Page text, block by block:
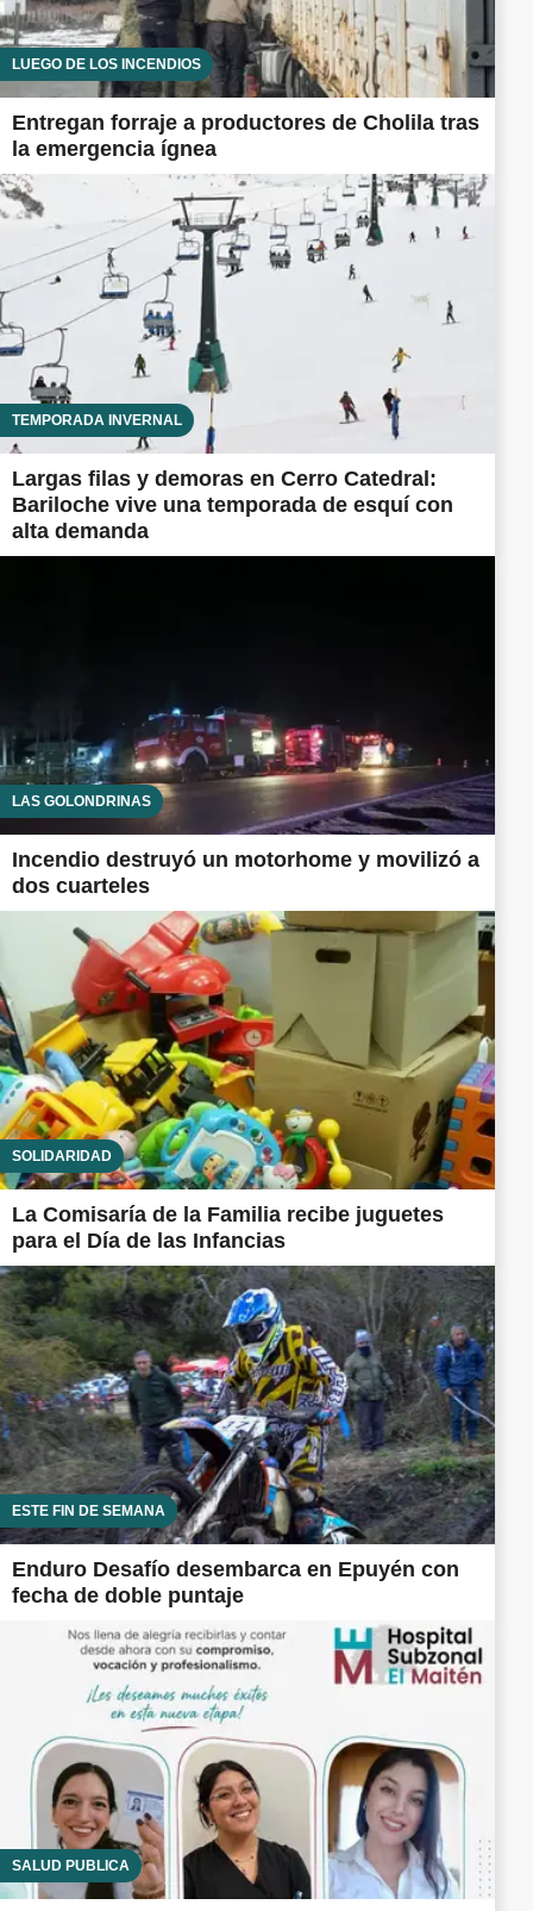
LUEGO DE LOS INCENDIOS
Entregan forraje a productores de Cholila tras
la emergencia ígnea
TEMPORADA INVERNAL
Largas filas y demoras en Cerro Catedral:
Bariloche vive una temporada de esquí con
alta demanda
LAS GOLONDRINAS
Incendio destruyó un motorhome y movilizó a
dos cuarteles
SOLIDARIDAD
La Comisaría de la Familia recibe juguetes
para el Día de las Infancias
ESTE FIN DE SEMANA
Enduro Desafío desembarca en Epuyén con
fecha de doble puntaje
SALUD PÚBLICA